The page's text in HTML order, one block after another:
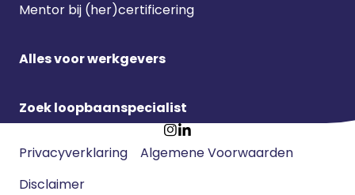
Mentor bij (her)certificering
Alles voor werkgevers
Zoek loopbaanspecialist
GaGa
Footer
navigatie
Privacyverklaring
Algemene Voorwaarden
Disclaimer